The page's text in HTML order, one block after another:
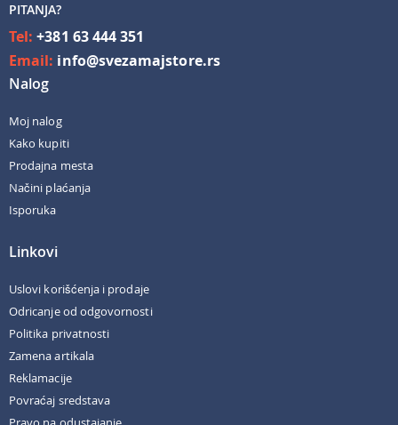
PITANJA?
Tel:+381 63 444 351
Email: info@svezamajstore.rs
Nalog
Moj nalog
Kako kupiti
Prodajna mesta
Načini plaćanja
Isporuka
Linkovi
Uslovi korišćenja i prodaje
Odricanje od odgovornosti
Politika privatnosti
Zamena artikala
Reklamacije
Povraćaj sredstava